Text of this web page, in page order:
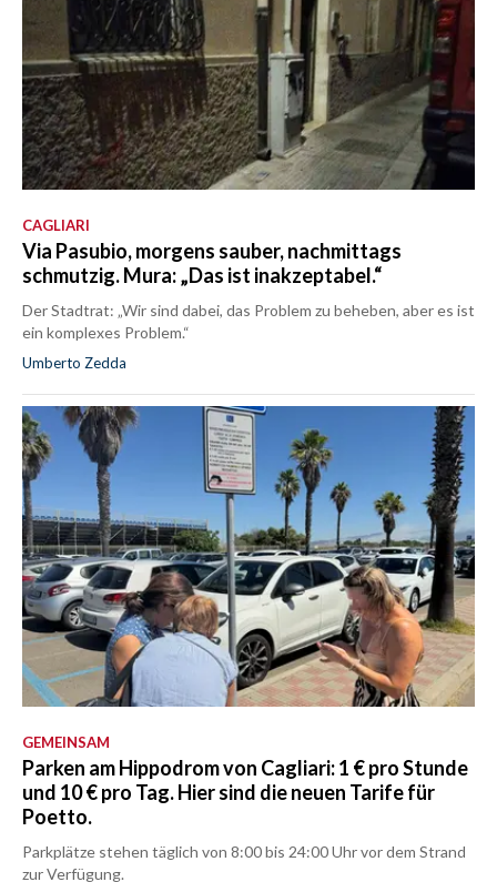
CAGLIARI
Via Pasubio, morgens sauber, nachmittags
schmutzig. Mura: „Das ist inakzeptabel.“
Der Stadtrat: „Wir sind dabei, das Problem zu beheben, aber es ist
ein komplexes Problem.“
Umberto Zedda
GEMEINSAM
Parken am Hippodrom von Cagliari: 1 € pro Stunde
und 10 € pro Tag. Hier sind die neuen Tarife für
Poetto.
Parkplätze stehen täglich von 8:00 bis 24:00 Uhr vor dem Strand
zur Verfügung.